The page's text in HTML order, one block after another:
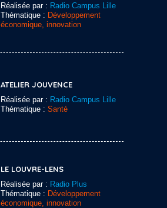
Réalisée par : Radio Campus Lille
Thématique : Développement
économique, innovation
ATELIER JOUVENCE
Réalisée par : Radio Campus Lille
Thématique : Santé
LE LOUVRE-LENS
Réalisée par : Radio Plus
Thématique : Développement
économique, innovation